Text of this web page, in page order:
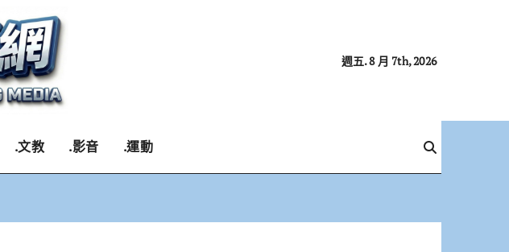
週五. 8 月 7th, 2026
.文教 .影音 .運動